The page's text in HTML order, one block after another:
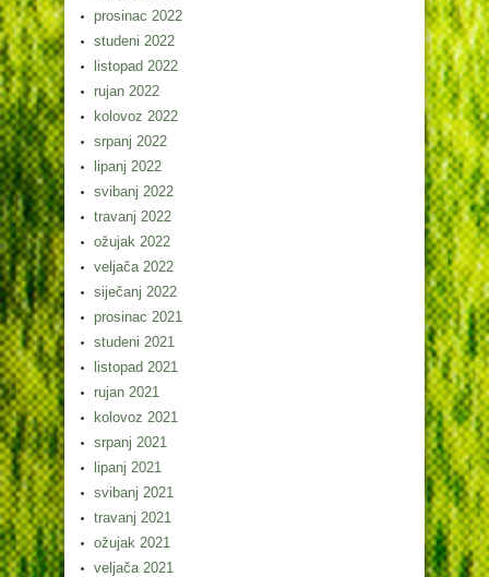
prosinac 2022
studeni 2022
listopad 2022
rujan 2022
kolovoz 2022
srpanj 2022
lipanj 2022
svibanj 2022
travanj 2022
ožujak 2022
veljača 2022
siječanj 2022
prosinac 2021
studeni 2021
listopad 2021
rujan 2021
kolovoz 2021
srpanj 2021
lipanj 2021
svibanj 2021
travanj 2021
ožujak 2021
veljača 2021